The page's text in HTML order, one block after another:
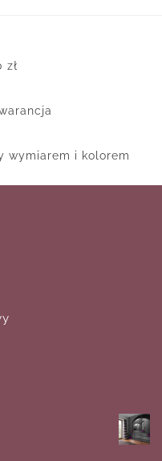
zł
wymiarem i kolorem